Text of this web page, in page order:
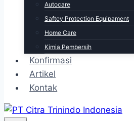
Autocare
Saftey Protection Equipament
Home Care
Kimia Pembersih
Konfirmasi
Artikel
Kontak